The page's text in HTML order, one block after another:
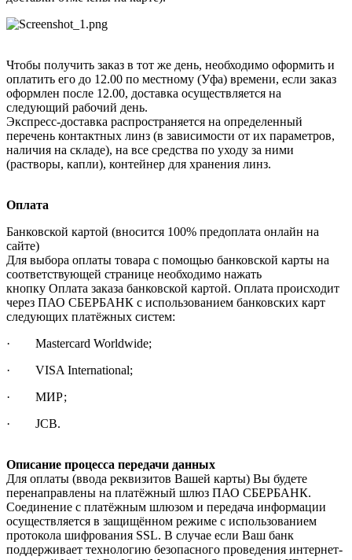
Чтобы получить заказ в тот же день, необходимо оформить и
оплатить его до 12.00 по местному (Уфа) времени, если заказ
оформлен после 12.00, доставка осуществляется на
следующий рабочий день.
Экспресс-доставка распространяется на определенный
перечень контактных линз (в зависимости от их параметров,
наличия на складе), на все средства по уходу за ними
(растворы, капли), контейнер для хранения линз.
Оплата
Банковской картой (вносится 100% предоплата онлайн на
сайте)
Для выбора оплаты товара с помощью банковской карты на
соответствующей странице необходимо нажать
кнопку Оплата заказа банковской картой. Оплата происходит
через ПАО СБЕРБАНК с использованием банковских карт
следующих платёжных систем:
· Mastercard Worldwide;
· VISA International;
· МИР;
· JCB.
Описание процесса передачи данных
Для оплаты (ввода реквизитов Вашей карты) Вы будете
перенаправлены на платёжный шлюз ПАО СБЕРБАНК.
Соединение с платёжным шлюзом и передача информации
осуществляется в защищённом режиме с использованием
протокола шифрования SSL. В случае если Ваш банк
поддерживает технологию безопасного проведения интернет-